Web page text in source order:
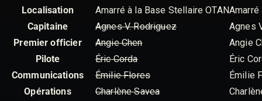
Localisation
Amarré à la Base Stellaire OTANAmarré
Capitaine
Agnes V. Rodriguez
Agnes
Premier officier
Angie Chen
Angie
Pilote
Éric Corda
Éric
Communications
Émilie Flores
Émilie
Opérations
Charlène Savea